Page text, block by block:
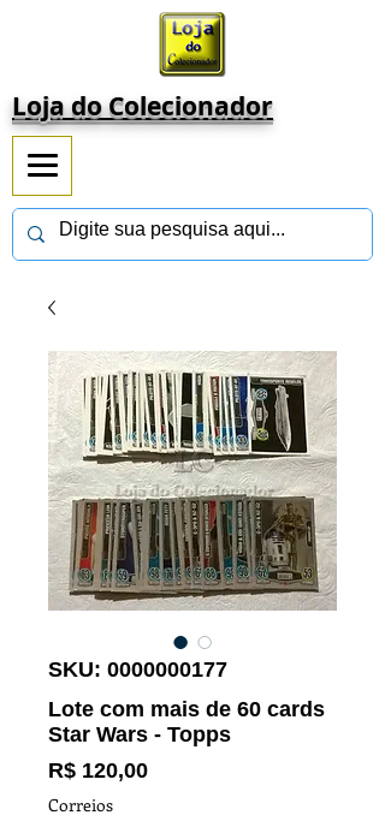
Loja do Colecionador
SKU: 0000000177
Lote com mais de 60 cards
Star Wars - Topps
R$ 120,00Preço
Correios